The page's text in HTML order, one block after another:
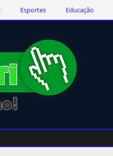
Esportes Educação